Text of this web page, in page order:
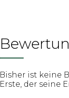
Bisher ist keine
Erste, der seine